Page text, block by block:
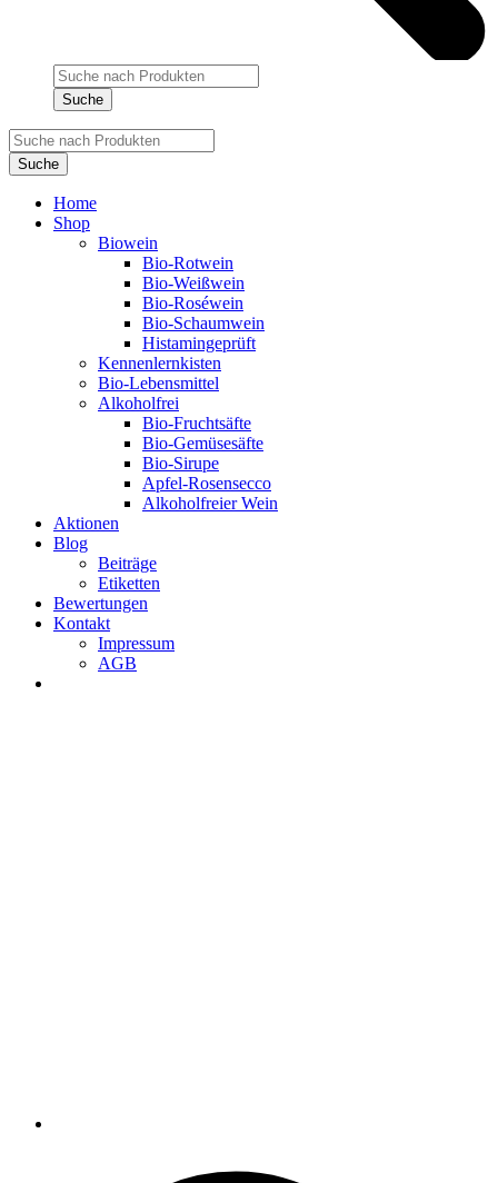
Products
search
Suche
Products
search
Suche
Home
Shop
Biowein
Bio-Rotwein
Bio-Weißwein
Bio-Roséwein
Bio-Schaumwein
Histamingeprüft
Kennenlernkisten
Bio-Lebensmittel
Alkoholfrei
Bio-Fruchtsäfte
Bio-Gemüsesäfte
Bio-Sirupe
Apfel-Rosensecco
Alkoholfreier Wein
Aktionen
Blog
Beiträge
Etiketten
Bewertungen
Kontakt
Impressum
AGB